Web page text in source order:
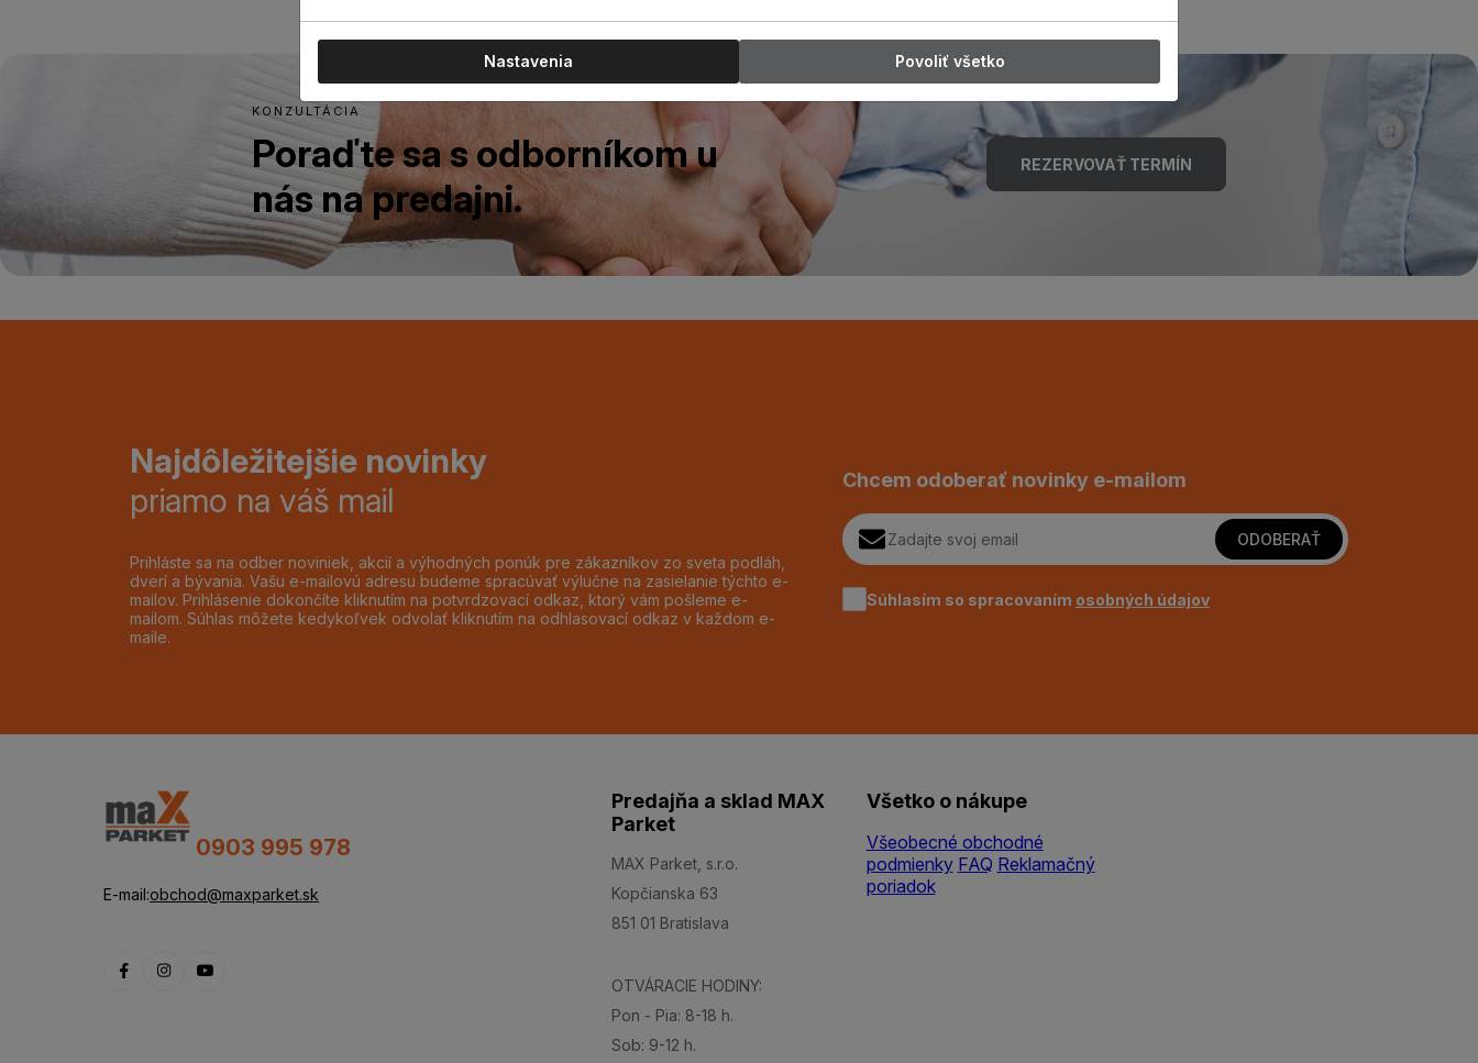
KONZULTÁCIA
Poraďte sa s odborníkom u
nás na predajni.
REZERVOVAŤ TERMÍN
Najdôležitejšie novinky
priamo na váš mail
Prihláste sa na odber noviniek, akcií a výhodných ponúk pre zákazníkov zo sveta podláh,
dverí a bývania. Vašu e-mailovú adresu budeme spracúvať výlučne na zasielanie týchto e-
mailov. Prihlásenie dokončíte kliknutím na potvrdzovací odkaz, ktorý vám pošleme e-
mailom. Súhlas môžete kedykoľvek odvolať kliknutím na odhlasovací odkaz v každom e-
maile.
Chcem odoberať novinky e-mailom
ODOBERAŤ
Súhlasím so spracovaním osobných údajov
0903 995 978
E-mail:obchod@maxparket.sk
Predajňa a sklad MAX
Parket
MAX Parket, s.r.o.
Kopčianska 63
851 01 Bratislava
OTVÁRACIE HODINY:
Pon - Pia: 8-18 h.
Sob: 9-12 h.
Všetko o nákupe
Všeobecné obchodné
podmienky FAQ Reklamačný
poriadok
Nastavenia Povoliť všetko